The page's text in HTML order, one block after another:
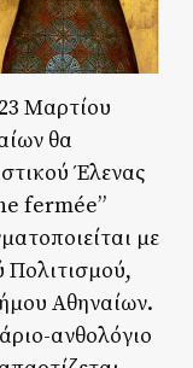
Μαρτίου
θα
Έλενας
fermée”
με
Πολιτισμού,
Αθηναίων.
ανθολόγιο